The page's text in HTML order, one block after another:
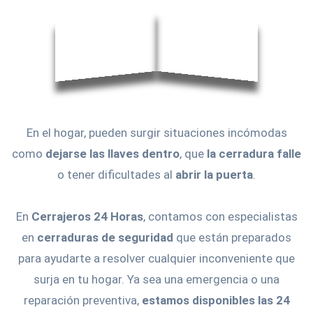
En el hogar, pueden surgir situaciones incómodas
como dejarse las llaves dentro, que la cerradura falle
o tener dificultades al abrir la puerta.
En Cerrajeros 24 Horas, contamos con especialistas
en cerraduras de seguridad que están preparados
para ayudarte a resolver cualquier inconveniente que
surja en tu hogar. Ya sea una emergencia o una
reparación preventiva, estamos disponibles las 24